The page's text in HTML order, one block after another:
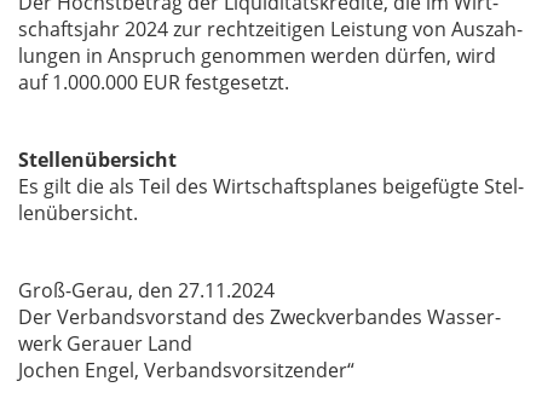
schafts­jahr 2024 zur recht­zei­ti­gen Leis­tung von Aus­zah­
lun­gen in An­spruch ge­nom­men wer­den dür­fen, wird
auf 1.000.000 EUR fest­ge­setzt.
Stellenübersicht
Es gilt die als Teil des Wirt­schafts­pla­nes bei­ge­füg­te Stel­
len­über­sicht.
Groß-Gerau, den 27.11.2024
Der Ver­bands­vor­stand des Zweck­ver­ban­des Was­ser­
werk Ge­r­au­er Land
Jo­chen En­gel, Ver­bands­vor­sit­zen­der“